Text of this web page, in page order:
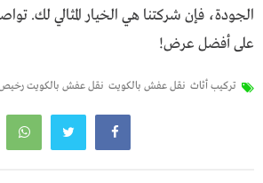
الجودة، فإن شركتنا هي الخيار المثالي لك.
على أفضل عرض!
تركيب أثاث نقل عفش بالكويت نقل عفش بالكويت